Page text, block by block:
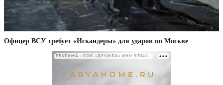
Офицер ВСУ требует «Искандеры» для ударов по Москве
РЕКЛАМА • ООО «ДРУЖБА» ИНН 9704146411